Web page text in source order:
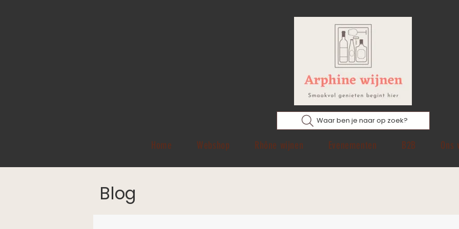
Waar ben je naar op zoek?
Home Webshop Rhône wijnen Evenementen B2B Ons
Blog